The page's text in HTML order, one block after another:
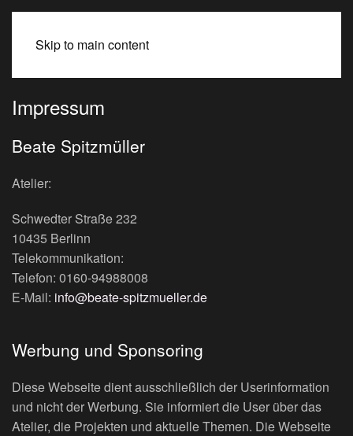
Skip to main content
Impressum
Beate Spitzmüller
Atelier:
Schwedter Straße 232
10435 Berlinn
Telekommunikation:
Telefon: 0160-94988008
E-Mail: info@beate-spitzmueller.de
Werbung und Sponsoring
Diese Webseite dient ausschließlich der Userinformation
und nicht der Werbung. Sie informiert die User über das
Atelier, die Projekten und aktuelle Themen. Die Webseite